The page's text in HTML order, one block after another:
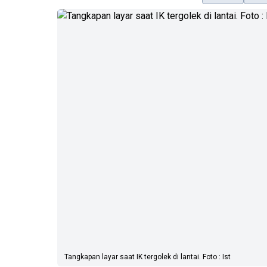
Tangkapan layar saat IK tergolek di lantai. Foto : Ist